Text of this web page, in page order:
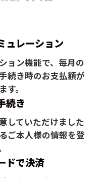
ュレーション
ョン機能で、毎月の
続き時のお支払額が
す。
続き
していただけました
ご本人様の情報を登
ドで決済